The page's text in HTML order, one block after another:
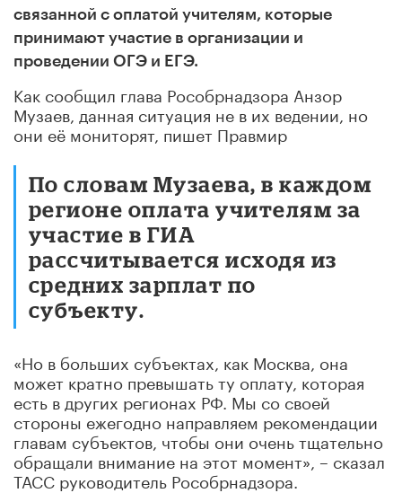
связанной с оплатой учителям, которые
принимают участие в организации и
проведении ОГЭ и ЕГЭ.
Как сообщил глава Рособрнадзора Анзор
Музаев, данная ситуация не в их ведении, но
они её мониторят, пишет Правмир
По словам Музаева, в каждом
регионе оплата учителям за
участие в ГИА
рассчитывается исходя из
средних зарплат по
субъекту.
«Но в больших субъектах, как Москва, она
может кратно превышать ту оплату, которая
есть в других регионах РФ. Мы со своей
стороны ежегодно направляем рекомендации
главам субъектов, чтобы они очень тщательно
обращали внимание на этот момент», – сказал
ТАСС руководитель Рособрнадзора.